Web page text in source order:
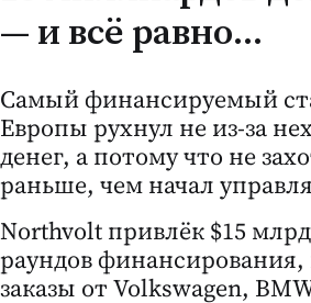
— и всё равно
молдавский
может научиться
падении
Самый финансируемый
Европы рухнул не из-за
денег, а потому что не
раньше, чем начал
Northvolt привлёк $15 млрд
раундов
заказы от Volkswagen,